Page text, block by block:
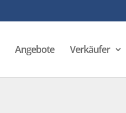
Angebote Verkäufer